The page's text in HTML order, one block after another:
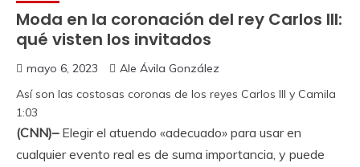
Moda en la coronación del rey Carlos III:
qué visten los invitados
mayo 6, 2023
Ale Ávila González
Así son las costosas coronas de los reyes Carlos III y Camila
1:03
(CNN)–Elegir el atuendo «adecuado» para usar en
cualquier evento real es de suma importancia, y puede